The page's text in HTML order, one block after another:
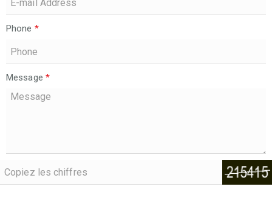
Phone *
Message *